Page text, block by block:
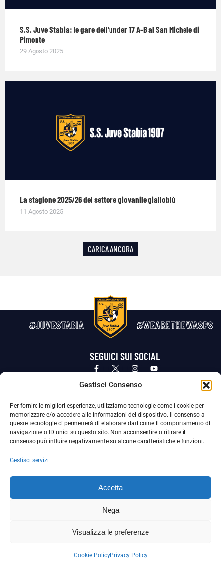
Gestisci Consenso
Per fornire le migliori esperienze, utilizziamo tecnologie come i cookie per
memorizzare e/o accedere alle informazioni del dispositivo. Il consenso a
queste tecnologie ci permetterà di elaborare dati come il comportamento di
navigazione o ID unici su questo sito. Non acconsentire o ritirare il
consenso può influire negativamente su alcune caratteristiche e funzioni.
Gestisci servizi
Accetta
Nega
Visualizza le preferenze
Cookie PolicyPrivacy Policy
S.S. Juve Stabia: le gare dell’under 17 A-B al San Michele di
Pimonte
29 Agosto 2025
La stagione 2025/26 del settore giovanile gialloblù
11 Agosto 2025
CARICA ANCORA
#JUVESTABIA #WEARETHEWASPS
SEGUICI SUI SOCIAL
Privacy Policy Cookie Policy
La Società ha nominato il Responsabile della Protezione dei Dati Personali (DPO), figura specializzata che vigila sulle modalità
adottate dalla nostra Società per tutelare i Suoi dati personali.
Per contattare il DPO può scrivere a
La Società ha inoltre adottato un proprio Codice Etico, consultabile al seguente link:
Scarica il Codice Etico
Copyright © 2024 – S.S. JUVE STABIA 1907 | P.IVA: 04246411211 | Tutti i diritti sono riservati | Made with